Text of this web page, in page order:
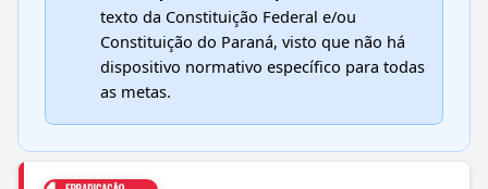
texto da Constituição Federal e/ou
Constituição do Paraná, visto que não há
dispositivo normativo específico para todas
as metas.